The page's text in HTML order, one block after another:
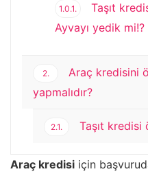
1.0.1.
Taşıt
Ayvayı yedik mi!?
2.
Araç kredisini
yapmalıdır?
2.1. Taşıt kredisi
Araç kredisi için